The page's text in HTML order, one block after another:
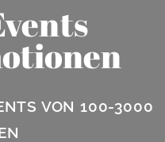
­­VON ­100-3000